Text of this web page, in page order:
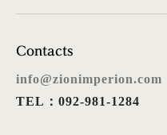
Contacts
info@zionimperion.com
TEL：092-981-1284